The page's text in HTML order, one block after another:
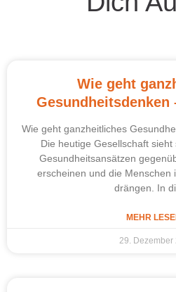
Wie geht
Gesundheitsdenken
Wie geht ganzheitliches
Die heutige Gesellschaft
Gesundheitsansätzen
erscheinen und die Menschen
drängen. In
MEHR
29. Dezember